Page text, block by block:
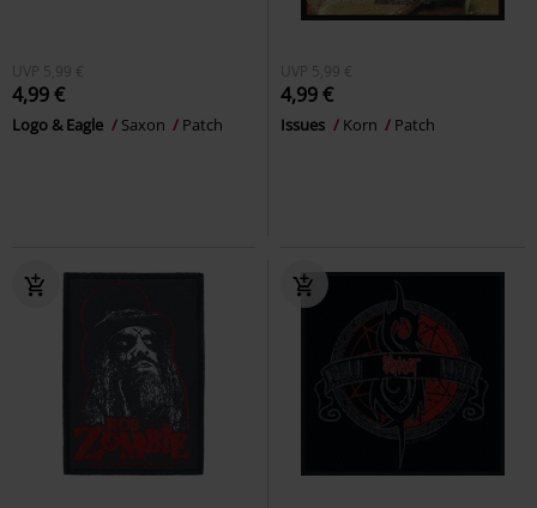
UVP 5,99 €
4,99 €
Logo & Eagle Saxon Patch
UVP 5,99 €
4,99 €
Issues Korn Patch